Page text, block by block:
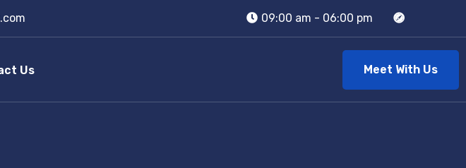
09:00 am - 06:00 pm
Us Meet With Us